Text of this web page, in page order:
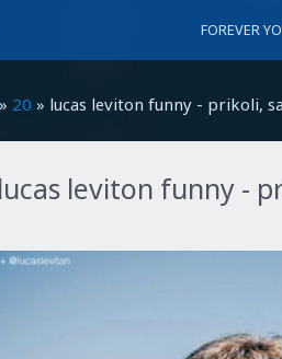
FOREVER
» 20 » lucas leviton funny - prikoli,
lucas leviton funny -